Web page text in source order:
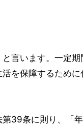
言います。一定
を保障するため
39条に則り、「